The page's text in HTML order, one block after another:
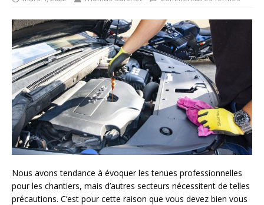
Nous avons tendance à évoquer les tenues professionnelles
pour les chantiers, mais d’autres secteurs nécessitent de telles
précautions. C’est pour cette raison que vous devez bien vous